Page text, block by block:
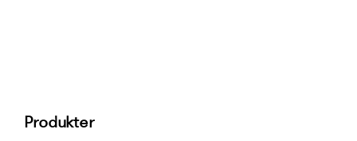
Produkter